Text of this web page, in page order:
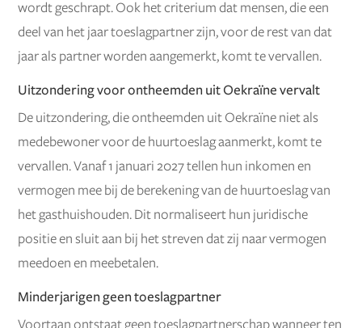
wordt geschrapt. Ook het criterium dat mensen, die een
deel van het jaar toeslagpartner zijn, voor de rest van dat
jaar als partner worden aangemerkt, komt te vervallen.
Uitzondering voor ontheemden uit Oekraïne vervalt
De uitzondering, die ontheemden uit Oekraïne niet als
medebewoner voor de huurtoeslag aanmerkt, komt te
vervallen. Vanaf 1 januari 2027 tellen hun inkomen en
vermogen mee bij de berekening van de huurtoeslag van
het gasthuishouden. Dit normaliseert hun juridische
positie en sluit aan bij het streven dat zij naar vermogen
meedoen en meebetalen.
Minderjarigen geen toeslagpartner
Voortaan ontstaat geen toeslagpartnerschap wanneer ten